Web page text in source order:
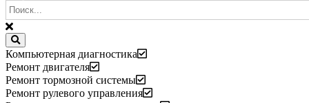
Компьютерная диагностика
Ремонт двигателя
Ремонт тормозной системы
Ремонт рулевого управления